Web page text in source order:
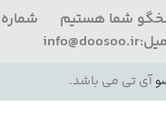
روز پاسخگو شما هستیم شماره
آی تی می باشد.